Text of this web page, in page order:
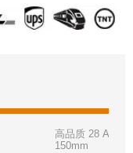
高品质 28 AWG
150mm